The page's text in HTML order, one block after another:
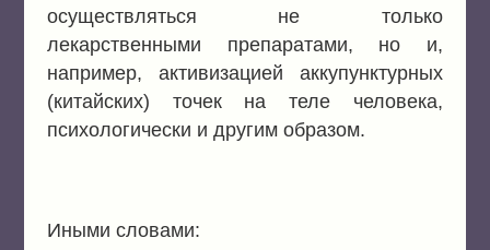
осуществляться не только
лекарственными препаратами, но и,
например, активизацией аккупунктурных
(китайских) точек на теле человека,
психологически и другим образом.
Иными словами: